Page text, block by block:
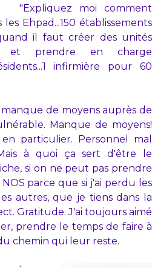
"Expliquez moi comment
Ehpad...150 établissements
il faut créer des unités
et prendre en charge
infirmière pour 60
de moyens auprès de
Manque de moyens!
particulier. Personnel mal
à quoi ça sert d'être le
si on ne peut pas prendre
parce que si j'ai perdu les
autres, que je tiens dans la
Gratitude. J'ai toujours aimé
prendre le temps de faire à
chemin qui leur reste.